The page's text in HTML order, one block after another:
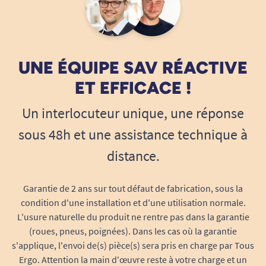
simplicité permet une installation immédiate,
sans compétence technique. Idéal pour les
solution rapide.
Maintien du dos pendant la toilette
dorsal appréciable. Il permet de s’adosser
confortablement pendant la douche, limitant les
tensions et améliorant la posture.
Ce dossier est conçu pour s’adapter à l’assise de
douche Calvi. Il complète l’équipement existant
sans modification, pour améliorer le confort
sans changer de matériel.
UNE ÉQUIPE SAV RÉACTIVE
ET EFFICACE !
Un interlocuteur unique, une réponse
sous 48h et une assistance technique à
distance.
Garantie de 2 ans sur tout défaut de fabrication, sous la
condition d'une installation et d'une utilisation normale.
L'usure naturelle du produit ne rentre pas dans la garantie
(roues, pneus, poignées). Dans les cas où la garantie
s'applique, l'envoi de(s) pièce(s) sera pris en charge par Tous
Ergo. Attention la main d'œuvre reste à votre charge et un